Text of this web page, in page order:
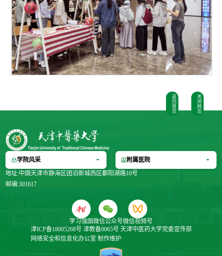
关
闭
网
页
返
回
首
页
学院风采
附属医院
地址:中国天津市静海区团泊新城西区鄱阳湖路10号
邮编:301617
津ICP备18005268号津教备0065号 天津中医药大学党委宣传部
网络安全和信息化办公室制作维护
学习强国微信公众号微信视频号